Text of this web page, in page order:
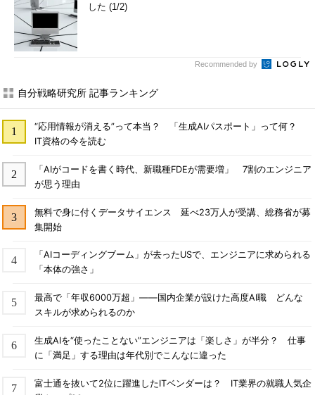
した (1/2)
Recommended by
自分戦略研究所 記事ランキング
“応用情報が消える”って本当？ 「生成AIパスポート」って何？
IT資格の今を読む
「AIがコードを書く時代、新職種FDEが需要増」 7割のエンジニア
が思う理由
無料で身に付くデータサイエンス 延べ23万人が受講、総務省が募
集開始
「AIコーディングブーム」が去ったUSで、エンジニアに求められる
「本体の強さ」
最高で「年収6000万超」――国内企業が設けた高度AI職 どんな
スキルが求められるのか
生成AIを“使ったことない”エンジニアは「楽しさ」が半分？ 仕事
に「満足」する理由は年代別でこんなに違った
富士通を抜いて2位に躍進したITベンダーは？ IT業界の就職人気企